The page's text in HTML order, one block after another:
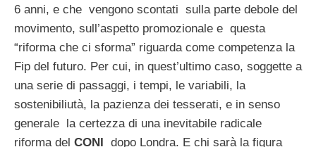
6 anni, e che vengono scontati sulla parte debole del
movimento, sull’aspetto promozionale e questa
“riforma che ci sforma” riguarda come competenza la
Fip del futuro. Per cui, in quest’ultimo caso, soggette a
una serie di passaggi, i tempi, le variabili, la
sostenibiliutà, la pazienza dei tesserati, e in senso
generale la certezza di una inevitabile radicale
riforma del CONI dopo Londra. E chi sarà la figura